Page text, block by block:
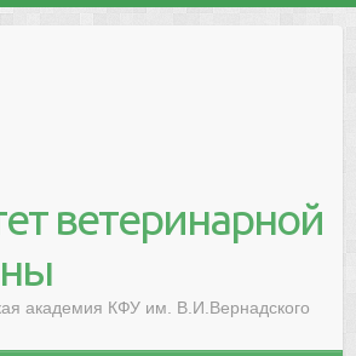
ветеринарной
академия КФУ им. В.И.Вернадского